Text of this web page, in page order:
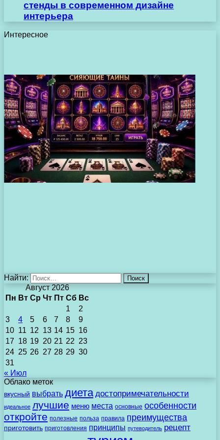
стенды в современном дизайне
интерьера
Интересное
Найти:
Август 2026
Пн Вт Ср Чт Пт Сб Вс
1
2
3
4 5 6 7 8
9
10 11 12 13 14 15 16
17 18 19 20 21 22 23
24 25 26 27 28 29 30
31
« Июл
Облако меток
вкусный выбрать диета достопримечательности
идеальное лучшие меню места основные особенности
откройте полезные польза правила преимущества
приготовить приготовления принципы путеводитель рецепт